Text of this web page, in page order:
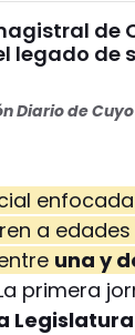
de
legado de
Diario de Cuyo
a
una y
primera